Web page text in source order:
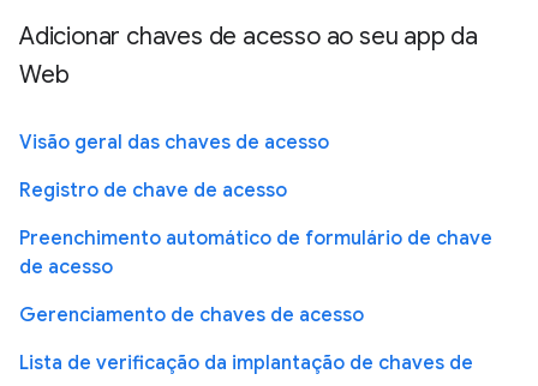
Adicionar chaves de acesso ao seu app da
Web
Visão geral das chaves de acesso
Registro de chave de acesso
Preenchimento automático de formulário de chave
de acesso
Gerenciamento de chaves de acesso
Lista de verificação da implantação de chaves de